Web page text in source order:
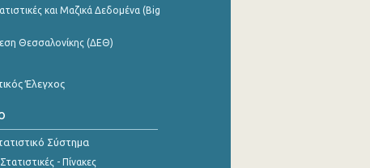
και Μαζικά Δεδομένα (Big
Θεσσαλονίκης (ΔΕΘ)
Έλεγχος
Σύστημα
- Πίνακες